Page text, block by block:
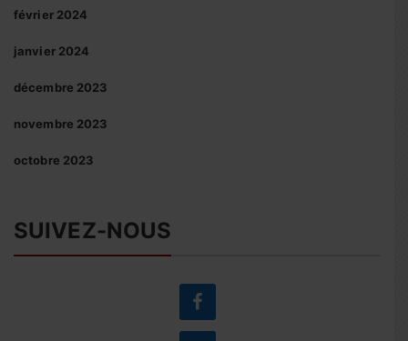
février 2024
janvier 2024
décembre 2023
novembre 2023
octobre 2023
SUIVEZ-NOUS